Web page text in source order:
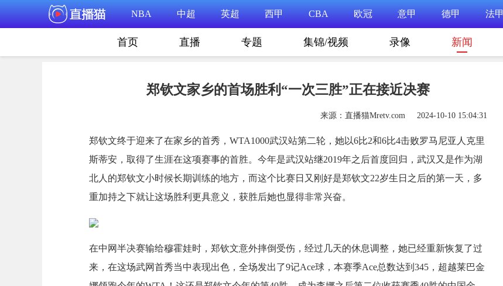
NBA 中超 英超 西甲 CBA 欧冠 意甲 德甲 法甲
首页 直播 专题 集锦/视频 录像 新闻
郑钦文家乡的首场胜利“一次三胜”正在接近决赛
来源：直播猫Mretv.com 2024-10-10 15:04:31
郑钦文终于迎来了在家乡的首秀，WTA1000武汉站第二轮，她以6比2和6比4击败罗马尼亚人克里
斯蒂安，取得了生涯在这项赛事的首胜。今年是武汉站继2019年之后首度回归，武汉又是作为湖
北人的郑钦文小时候长期训练的地方，而这个比赛日又刚好是郑钦文22岁生日之后的第一天，多
重加持之下就让这场胜利更具意义，获胜后她也显得非常兴奋。
在中网半决赛输给穆霍娃时，郑钦文意外摔倒受伤，经过几天的休息调整，她已经重新恢复了过
来，在这场武网首秀当中表现出色，全场发出了9记Ace球，本赛季Ace总数达到345，超越莱巴金